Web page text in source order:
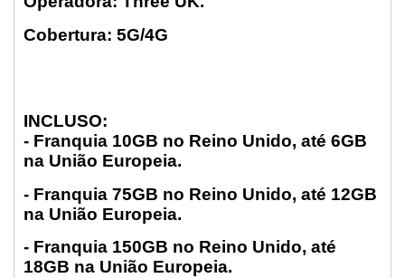
Cobertura: 5G/4G
INCLUSO:
- Franquia 10GB no Reino Unido, até 6GB
na União Europeia.
- Franquia 75GB no Reino Unido, até 12GB
na União Europeia.
- Franquia 150GB no Reino Unido, até
18GB na União Europeia.